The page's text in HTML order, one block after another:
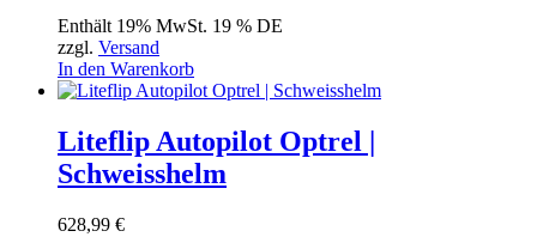
Enthält 19% MwSt. 19 % DE
zzgl. Versand
In den Warenkorb
Liteflip Autopilot Optrel |
Schweisshelm
628,99 €